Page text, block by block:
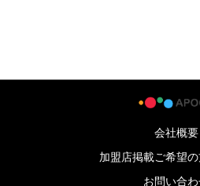
会社概要
加盟店掲載ご希望
お問い合